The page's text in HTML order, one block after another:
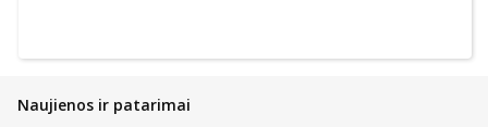
Naujienos ir patarimai